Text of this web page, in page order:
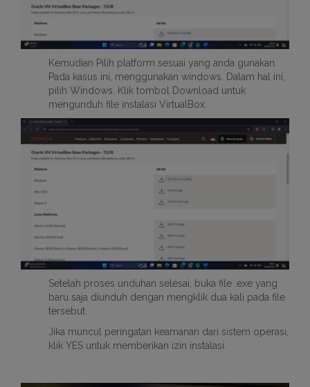
Kemudian Pilih platform sesuai yang anda gunakan.
Pada kasus ini, menggunakan windows. Dalam hal ini,
pilih Windows. Klik tombol Download untuk
mengunduh file instalasi VirtualBox.
Setelah proses unduhan selesai, buka file .exe yang
baru saja diunduh dengan mengklik dua kali pada file
tersebut.
Jika muncul peringatan keamanan dari sistem operasi,
klik YES untuk memberikan izin instalasi.